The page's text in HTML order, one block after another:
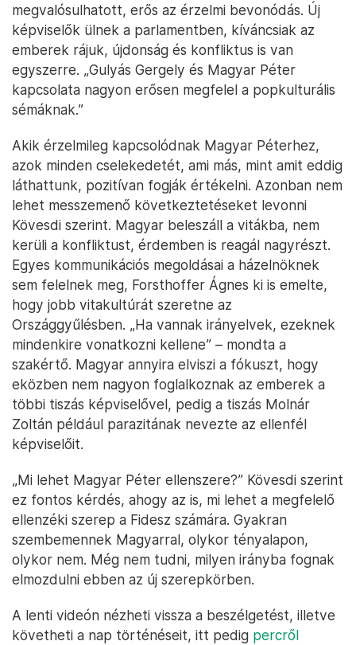
megvalósulhatott, erős az érzelmi bevonódás. Új
képviselők ülnek a parlamentben, kíváncsiak az
emberek rájuk, újdonság és konfliktus is van
egyszerre. „Gulyás Gergely és Magyar Péter
kapcsolata nagyon erősen megfelel a popkulturális
sémáknak.”
Akik érzelmileg kapcsolódnak Magyar Péterhez,
azok minden cselekedetét, ami más, mint amit eddig
láthattunk, pozitívan fogják értékelni. Azonban nem
lehet messzemenő következtetéseket levonni
Kövesdi szerint. Magyar beleszáll a vitákba, nem
kerüli a konfliktust, érdemben is reagál nagyrészt.
Egyes kommunikációs megoldásai a házelnöknek
sem felelnek meg, Forsthoffer Ágnes ki is emelte,
hogy jobb vitakultúrát szeretne az
Országgyűlésben. „Ha vannak irányelvek, ezeknek
mindenkire vonatkozni kellene” – mondta a
szakértő. Magyar annyira elviszi a fókuszt, hogy
eközben nem nagyon foglalkoznak az emberek a
többi tiszás képviselővel, pedig a tiszás Molnár
Zoltán például parazitának nevezte az ellenfél
képviselőit.
„Mi lehet Magyar Péter ellenszere?” Kövesdi szerint
ez fontos kérdés, ahogy az is, mi lehet a megfelelő
ellenzéki szerep a Fidesz számára. Gyakran
szembemennek Magyarral, olykor tényalapon,
olykor nem. Még nem tudni, milyen irányba fognak
elmozdulni ebben az új szerepkörben.
A lenti videón nézheti vissza a beszélgetést, illetve
követheti a nap történéseit, itt pedig percről